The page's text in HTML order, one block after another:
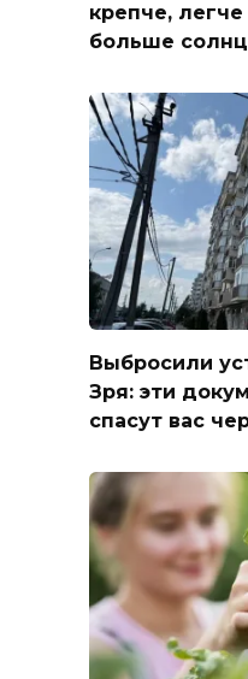
крепче,
больше
Выбросили
Зря: эти
спасут вас